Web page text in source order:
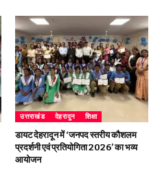
उत्तराखंड देहरादून शिक्षा
डायट देहरादून में ‘जनपद स्तरीय कौशलम
प्रदर्शनी एवं प्रतियोगिता 2026’ का भव्य
आयोजन